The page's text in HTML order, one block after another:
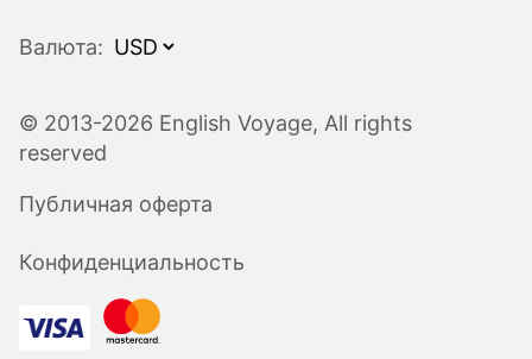
Валюта:
© 2013-2026 English Voyage, All rights
reserved
Публичная оферта
Конфиденциальность